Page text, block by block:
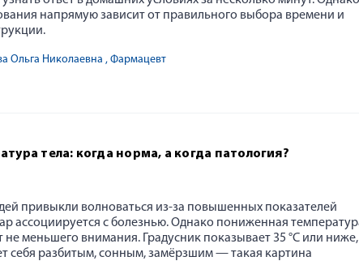
напрямую зависит от правильного выбора времени и
Ольга Николаевна , Фармацевт
тела: когда норма, а когда патология?
привыкли волноваться из-за повышенных показателей
ассоциируется с болезнью. Однако пониженная
не меньшего внимания. Градусник показывает 35 °C или ниже,
себя разбитым, сонным, замёрзшим — такая картина